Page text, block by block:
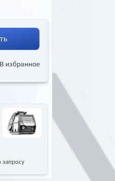
В избранное